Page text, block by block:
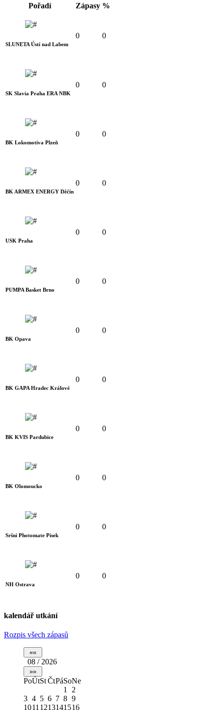
Pořadí
Zápasy %
SLUNETA Ústí nad Labem
0 0
SK Slavia Praha ERA NBK
0 0
BK Lokomotiva Plzeň
0 0
BK ARMEX ENERGY Děčín
0 0
USK Praha
0 0
PUMPA Basket Brno
0 0
BK Opava
0 0
BK GAPA Hradec Králové
0 0
BK KVIS Pardubice
0 0
BK Olomoucko
0 0
Sršni Photomate Písek
0 0
NH Ostrava
0 0
kalendář utkání
Rozpis všech zápasů
08 / 2026
PoÚtStČtPáSoNe
1 2
3 4 5 6 7 8 9
10111213141516